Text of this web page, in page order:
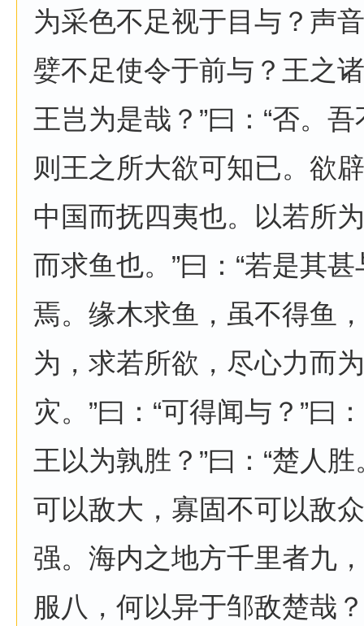
为采色不足视于目与？声
嬖不足使令于前与？王之
王岂为是哉？”曰：“否。
则王之所大欲可知已。欲
中国而抚四夷也。以若所
而求鱼也。”曰：“若是其甚
焉。缘木求鱼，虽不得鱼
为，求若所欲，尽心力而
灾。”曰：“可得闻与？”曰
王以为孰胜？”曰：“楚人
可以敌大，寡固不可以敌
强。海内之地方千里者九
服八，何以异于邹敌楚哉